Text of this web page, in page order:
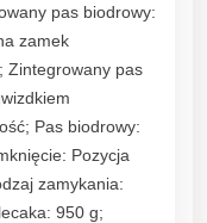
pas biodrowy:
zamek
Zintegrowany pas
Pas biodrowy:
Pozycja
zamykania:
950 g;